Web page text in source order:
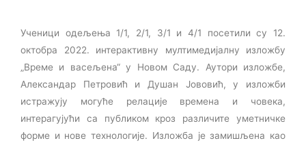
Ученици одељења 1/1, 2/1, 3/1 и 4/1 посетили су 12.
октобра 2022. интерактивну мултимедијалну изложбу
„Време и васељена“ у Новом Саду. Аутори изложбе,
Александар Петровић и Душан Јововић, у изложби
истражују могуће релације времена и човека,
интерагујући са публиком кроз различите уметничке
форме и нове технологије. Изложба је замишљена као